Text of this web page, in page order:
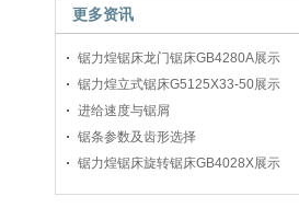
更多资讯
锯力煌锯床龙门锯床GB4280A展示
锯力煌立式锯床G5125X33-50展示
进给速度与锯屑
锯条参数及齿形选择
锯力煌锯床旋转锯床GB4028X展示